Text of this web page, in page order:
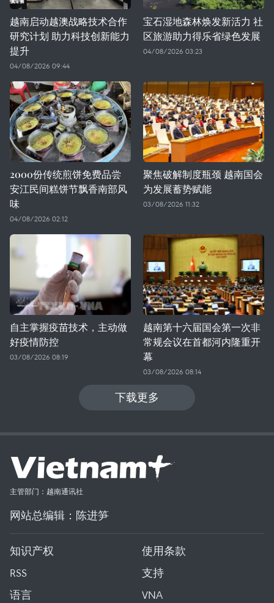
越南启动越澳战略技术合作
研究计划 助力科技创新能力
提升
04/08/2026 09:44
宝石湿地森林焕发新活力 社
区旅游助力得乐省绿色发展
04/08/2026 03:23
2000份传统煎饼免费品尝
安江民间糕饼节飘香南部风
味
04/08/2026 02:12
聚焦破解制度瓶颈 越南国会
为发展蓄势赋能
03/08/2026 11:32
自主掌握疫苗技术，主动做
好疫情防控
03/08/2026 08:19
越南第十六届国会第一次非
常规会议在首都河内隆重开
幕
03/08/2026 08:14
下载更多
主管部门：越南通讯社
网站总编辑：陈进笋
知识产权
使用条款
RSS
支持
语言
VNA